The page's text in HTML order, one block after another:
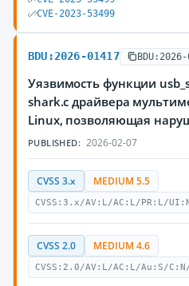
CVE-2023-53499
BDU:2026-01417
Уязвимость функции
shark.c драйвера
Linux, позволяющая
PUBLISHED: 2026-02-07
CVSS 3.x MEDIUM 5.5
CVSS:3.x/AV:L/AC:L/PR:L/
CVSS 2.0 MEDIUM 4.6
CVSS:2.0/AV:L/AC:L/Au:S/